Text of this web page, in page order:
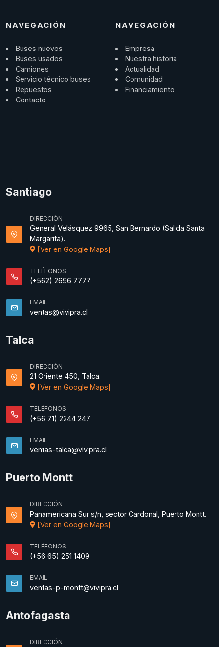
NAVEGACIÓN
Buses nuevos
Buses usados
Camiones
Servicio técnico buses
Repuestos
Contacto
NAVEGACIÓN
Empresa
Nuestra historia
Actualidad
Comunidad
Financiamiento
Santiago
DIRECCIÓN
General Velásquez 9965, San Bernardo (Salida Santa
Margarita).
[Ver en Google Maps]
TELÉFONOS
(+562) 2696 7777
EMAIL
ventas@vivipra.cl
Talca
DIRECCIÓN
21 Oriente 450, Talca.
[Ver en Google Maps]
TELÉFONOS
(+56 71) 2244 247
EMAIL
ventas-talca@vivipra.cl
Puerto Montt
DIRECCIÓN
Panamericana Sur s/n, sector Cardonal, Puerto Montt.
[Ver en Google Maps]
TELÉFONOS
(+56 65) 251 1409
EMAIL
ventas-p-montt@vivipra.cl
Antofagasta
DIRECCIÓN